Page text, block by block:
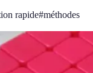
rapide#méthodes